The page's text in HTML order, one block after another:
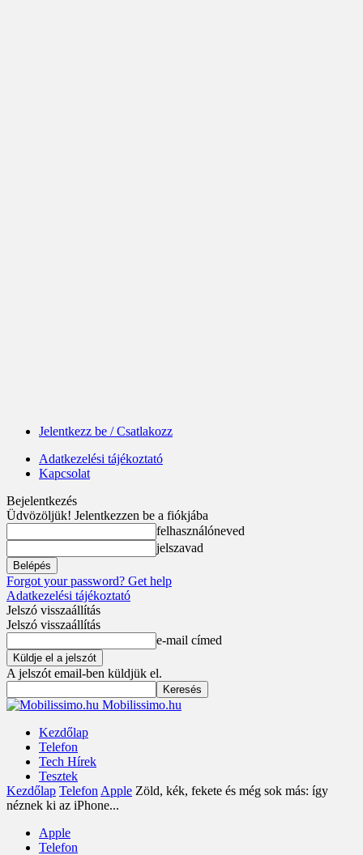
Jelentkezz be / Csatlakozz
Adatkezelési tájékoztató
Kapcsolat
Bejelentkezés
Üdvözöljük! Jelentkezzen be a fiókjába
felhasználóneved
jelszavad
Forgot your password? Get help
Adatkezelési tájékoztató
Jelszó visszaállítás
Jelszó visszaállítás
e-mail címed
A jelszót email-ben küldjük el.
Mobilissimo.hu
Kezdőlap
Telefon
Tech Hírek
Tesztek
Kezdőlap Telefon Apple Zöld, kék, fekete és még sok más: így
néznek ki az iPhone...
Apple
Telefon